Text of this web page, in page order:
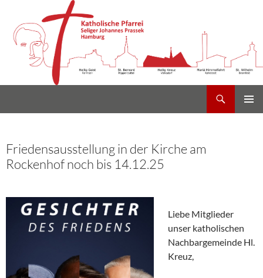
Friedensausstellung in der Kirche am
Rockenhof noch bis 14.12.25
Liebe Mitglieder
unser katholischen
Nachbargemeinde Hl.
Kreuz,